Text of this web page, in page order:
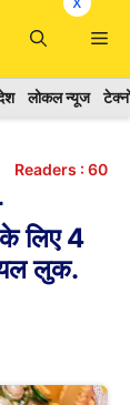
लोकल न्यूज
Readers : 60
लिए 4
लुक.